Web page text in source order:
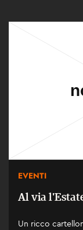
EVENTI
Al via
Un ricco